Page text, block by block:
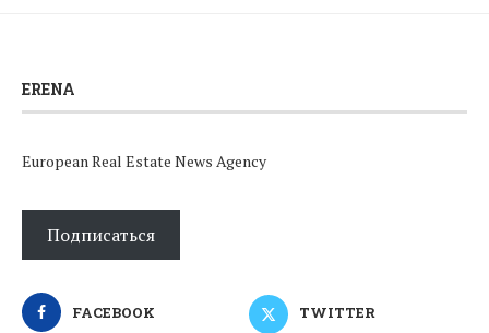
ERENA
European Real Estate News Agency
Подписаться
FACEBOOK TWITTER